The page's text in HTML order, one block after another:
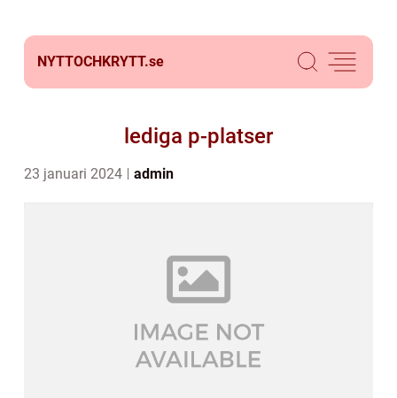
NYTTOCHKRYTT.se
lediga p-platser
23 januari 2024 admin